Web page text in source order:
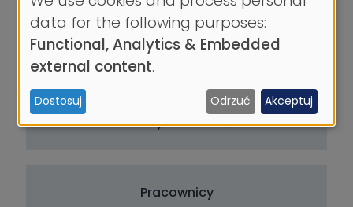
O pracowni
Obszary działalności
Pracownicy
Use
of
personal
data
and
cookies
data for the following purposes:
Functional, Analytics & Embedded
external content.
Dostosuj Odrzuć Akceptuj